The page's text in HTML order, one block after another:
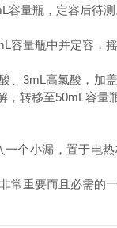
量瓶，定容后待测
量瓶中并定容，摇
、3mL高氯酸，加
转移至50mL容量
个小漏，置于电
常重要而且必需的一